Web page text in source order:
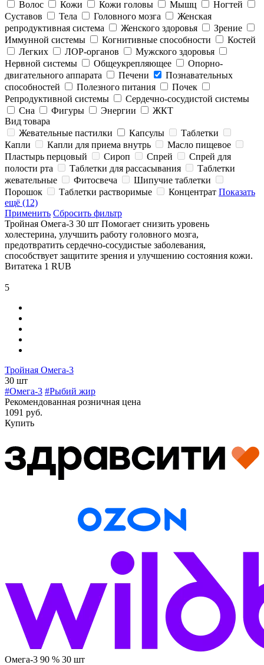
Волос Кожи Кожи головы Мышц
Ногтей
Суставов
Тела Головного мозга
Женская
репродуктивная система
Женского здоровья
Зрение
Иммунной системы
Когнитивные способности
Костей
Легких
ЛОР-органов
Мужского здоровья
Нервной системы
Общеукрепляющее
Опорно-
двигательного аппарата
Печени
Познавательных
способностей
Полезного питания
Почек
Репродуктивной системы
Сердечно-сосудистой системы
Сна
Фигуры Энергии
ЖКТ
Вид товара
Жевательные пастилки
Капсулы
Таблетки
Капли
Капли для приема внутрь
Масло пищевое
Пластырь перцовый
Сироп Спрей
Спрей для
полости рта
Таблетки для рассасывания
Таблетки
жевательные
Фитосвеча
Шипучие таблетки
Порошок
Таблетки растворимые Концентрат Показать
ещё (12)
Применить Сбросить фильтр
Тройная Омега-3 30 шт Помогает снизить уровень
холестерина, улучшить работу головного мозга,
предотвратить сердечно-сосудистые заболевания,
способствует защитите зрения и улучшению состояния кожи.
Витатека 1 RUB
5
Тройная Омега-3
30 шт
#Омега-3 #Рыбий жир
Рекомендованная розничная цена
1091 руб.
Купить
Омега-3 90 % 30 шт